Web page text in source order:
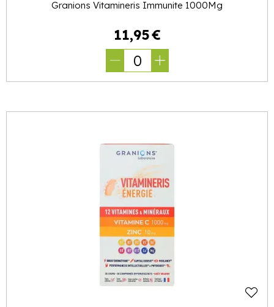
Granions Vitamineris Immunite 1000Mg
11,95€
0